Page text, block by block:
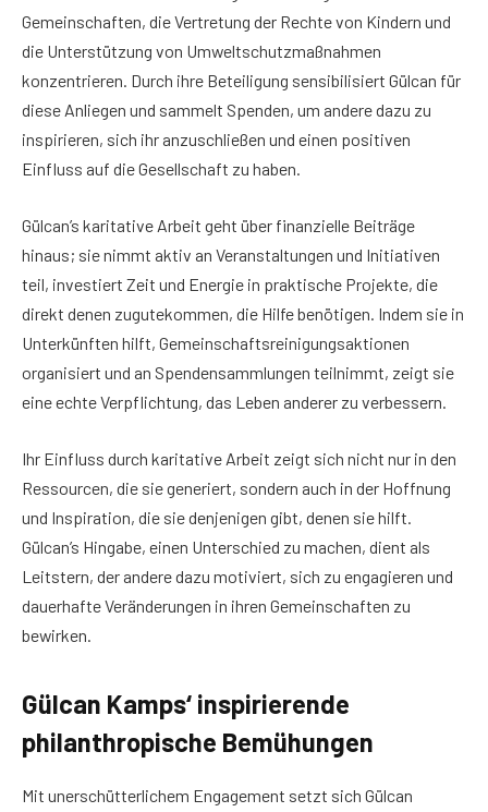
Gemeinschaften, die Vertretung der Rechte von Kindern und
die Unterstützung von Umweltschutzmaßnahmen
konzentrieren. Durch ihre Beteiligung sensibilisiert Gülcan für
diese Anliegen und sammelt Spenden, um andere dazu zu
inspirieren, sich ihr anzuschließen und einen positiven
Einfluss auf die Gesellschaft zu haben.
Gülcan’s karitative Arbeit geht über finanzielle Beiträge
hinaus; sie nimmt aktiv an Veranstaltungen und Initiativen
teil, investiert Zeit und Energie in praktische Projekte, die
direkt denen zugutekommen, die Hilfe benötigen. Indem sie in
Unterkünften hilft, Gemeinschaftsreinigungsaktionen
organisiert und an Spendensammlungen teilnimmt, zeigt sie
eine echte Verpflichtung, das Leben anderer zu verbessern.
Ihr Einfluss durch karitative Arbeit zeigt sich nicht nur in den
Ressourcen, die sie generiert, sondern auch in der Hoffnung
und Inspiration, die sie denjenigen gibt, denen sie hilft.
Gülcan’s Hingabe, einen Unterschied zu machen, dient als
Leitstern, der andere dazu motiviert, sich zu engagieren und
dauerhafte Veränderungen in ihren Gemeinschaften zu
bewirken.
Gülcan Kamps‘ inspirierende
philanthropische Bemühungen
Mit unerschütterlichem Engagement setzt sich Gülcan